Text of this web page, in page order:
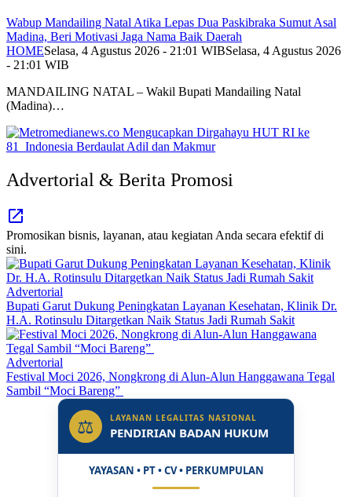
Wabup Mandailing Natal Atika Lepas Dua Paskibraka Sumut Asal
Madina, Beri Motivasi Jaga Nama Baik Daerah
HOMESelasa, 4 Agustus 2026 - 21:01 WIBSelasa, 4 Agustus 2026
- 21:01 WIB
MANDAILING NATAL – Wakil Bupati Mandailing Natal
(Madina)…
Advertorial & Berita Promosi
Promosikan bisnis, layanan, atau kegiatan Anda secara efektif di
sini.
Advertorial
Bupati Garut Dukung Peningkatan Layanan Kesehatan, Klinik Dr.
H.A. Rotinsulu Ditargetkan Naik Status Jadi Rumah Sakit
Advertorial
Festival Moci 2026, Nongkrong di Alun-Alun Hanggawana Tegal
Sambil “Moci Bareng”
⚖ LAYANAN LEGALITAS NASIONAL
PENDIRIAN BADAN HUKUM
YAYASAN • PT • CV • PERKUMPULAN